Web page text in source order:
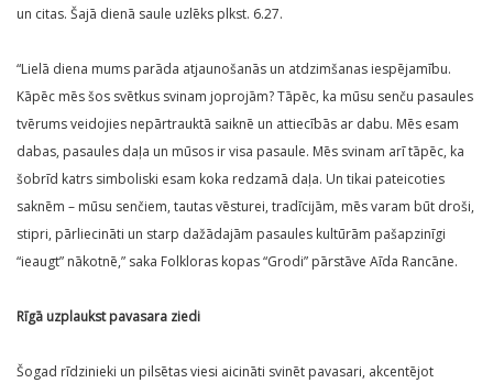
un citas. Šajā dienā saule uzlēks plkst. 6.27.
“Lielā diena mums parāda atjaunošanās un atdzimšanas iespējamību.
Kāpēc mēs šos svētkus svinam joprojām? Tāpēc, ka mūsu senču pasaules
tvērums veidojies nepārtrauktā saiknē un attiecībās ar dabu. Mēs esam
dabas, pasaules daļa un mūsos ir visa pasaule. Mēs svinam arī tāpēc, ka
šobrīd katrs simboliski esam koka redzamā daļa. Un tikai pateicoties
saknēm – mūsu senčiem, tautas vēsturei, tradīcijām, mēs varam būt droši,
stipri, pārliecināti un starp dažādajām pasaules kultūrām pašapzinīgi
“ieaugt” nākotnē,” saka Folkloras kopas “Grodi” pārstāve Aīda Rancāne.
Rīgā uzplaukst pavasara ziedi
Šogad rīdzinieki un pilsētas viesi aicināti svinēt pavasari, akcentējot